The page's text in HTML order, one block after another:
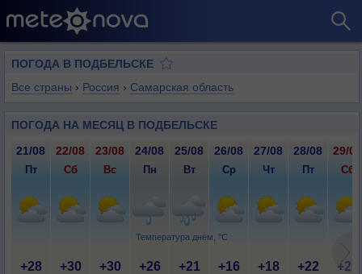
ПОГОДА В ПОДБЕЛЬСКЕ
Все страны › Россия › Самарская область
ПОГОДА НА МЕСЯЦ В ПОДБЕЛЬСКЕ
Температура днём, °C
21/08 22/08 23/08 24/08 25/08 26/08 27/08 28/08 29/08
Пт Сб Вс Пн Вт Ср Чт Пт Сб
+28 +30 +30 +26 +21 +16 +18 +22 +26